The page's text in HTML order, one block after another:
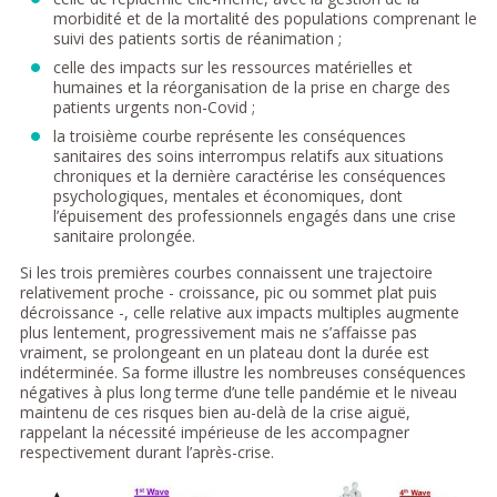
morbidité et de la mortalité des populations comprenant le
suivi des patients sortis de réanimation ;
celle des impacts sur les ressources matérielles et
humaines et la réorganisation de la prise en charge des
patients urgents non-Covid ;
la troisième courbe représente les conséquences
sanitaires des soins interrompus relatifs aux situations
chroniques et la dernière caractérise les conséquences
psychologiques, mentales et économiques, dont
l’épuisement des professionnels engagés dans une crise
sanitaire prolongée.
Si les trois premières courbes connaissent une trajectoire
relativement proche - croissance, pic ou sommet plat puis
décroissance -, celle relative aux impacts multiples augmente
plus lentement, progressivement mais ne s’affaisse pas
vraiment, se prolongeant en un plateau dont la durée est
indéterminée. Sa forme illustre les nombreuses conséquences
négatives à plus long terme d’une telle pandémie et le niveau
maintenu de ces risques bien au-delà de la crise aiguë,
rappelant la nécessité impérieuse de les accompagner
respectivement durant l’après-crise.